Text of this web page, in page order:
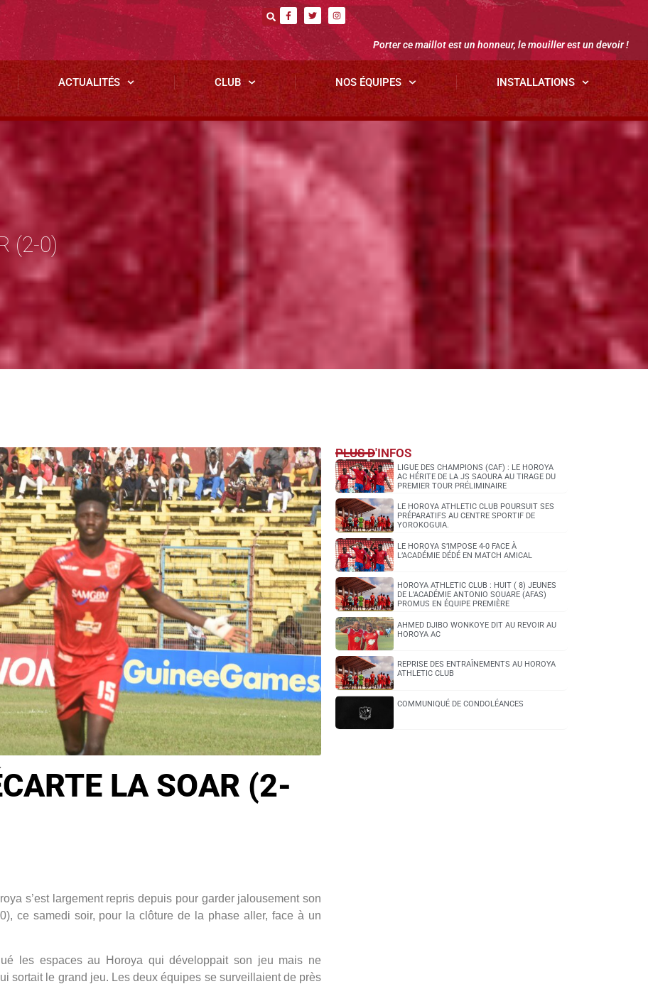
Porter ce maillot est un honneur, le mouiller est un devoir !
ACTUALITÉS CLUB NOS ÉQUIPES INSTALLATIONS
(2-0)
LA SOAR (2-
s’est largement repris depuis pour garder jalousement son
ce samedi soir, pour la clôture de la phase aller, face à un
les espaces au Horoya qui développait son jeu mais ne
sortait le grand jeu. Les deux équipes se surveillaient de près
PLUS D'INFOS
LIGUE DES CHAMPIONS (CAF) : LE HOROYA
AC HÉRITE DE LA JS SAOURA AU TIRAGE DU
PREMIER TOUR PRÉLIMINAIRE
LE HOROYA ATHLETIC CLUB POURSUIT SES
PRÉPARATIFS AU CENTRE SPORTIF DE
YOROKOGUIA.
LE HOROYA S’IMPOSE 4-0 FACE À
L’ACADÉMIE DÉDÉ EN MATCH AMICAL
HOROYA ATHLETIC CLUB : HUIT ( 8) JEUNES
DE L’ACADÉMIE ANTONIO SOUARE (AFAS)
PROMUS EN ÉQUIPE PREMIÈRE
AHMED DJIBO WONKOYE DIT AU REVOIR AU
HOROYA AC
REPRISE DES ENTRAÎNEMENTS AU HOROYA
ATHLETIC CLUB
COMMUNIQUÉ DE CONDOLÉANCES